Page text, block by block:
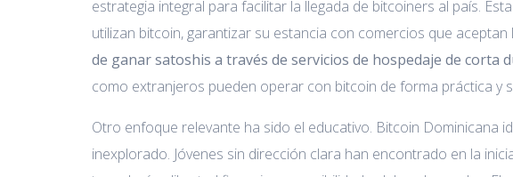
estrategia integral para facilitar la llegada de bitcoiners al país.
utilizan bitcoin, garantizar su estancia con comercios que
de ganar satoshis a través de servicios de hospedaje de corta
como extranjeros pueden operar con bitcoin de forma práctica y
Otro enfoque relevante ha sido el educativo. Bitcoin Dominicana
inexplorado. Jóvenes sin dirección clara han encontrado en la